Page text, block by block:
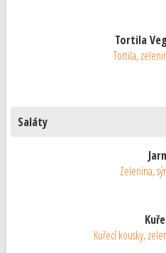
Tortila
Tortila,
Saláty
Zelenina,
Kuřecí kousky,